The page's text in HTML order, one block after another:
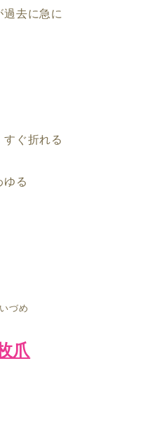
過去に急に
すぐ折れる
ゆる
づめ
爪